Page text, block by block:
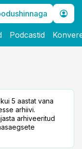
Podcastid
5 aastat vana
arhiivi.
arhiveeritud